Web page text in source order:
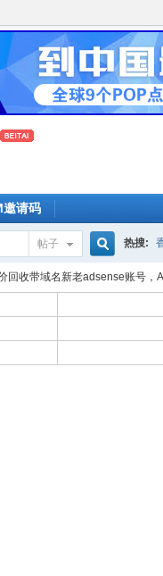
请码
帖子
搜
热搜:
回收带域名新老adsense账号，